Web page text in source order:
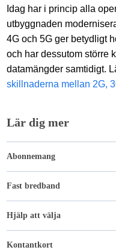
Idag har i princip alla
utbyggnaden
4G och 5G ger betydligt
och har dessutom större
datamängder samtidigt.
skillnaderna mellan 2G,
Lär dig mer
Abonnemang
Fast bredband
Hjälp att välja
Kontantkort